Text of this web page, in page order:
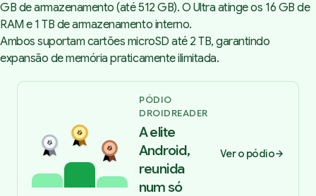
GB de armazenamento (até 512 GB). O Ultra atinge os 16 GB de
RAM e 1 TB de armazenamento interno.
Ambos suportam cartões microSD até 2 TB, garantindo
expansão de memória praticamente ilimitada.
PÓDIO
DROIDREADER
A elite
Android,
reunida
num só
Ver o pódio